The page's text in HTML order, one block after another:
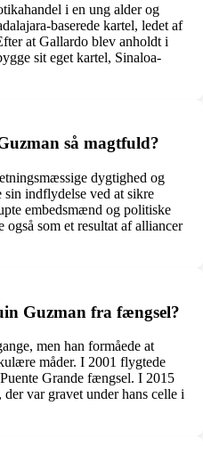
i en ung alder og
baserede kartel, ledet af
at Gallardo blev anholdt i
sit eget kartel, Sinaloa-
så magtfuld?
dygtighed og
indflydelse ved at sikre
embedsmænd og politiske
også som et resultat af alliancer
Guzman fra fængsel?
men han formåede at
måder. I 2001 flygtede
Grande fængsel. I 2015
var gravet under hans celle i